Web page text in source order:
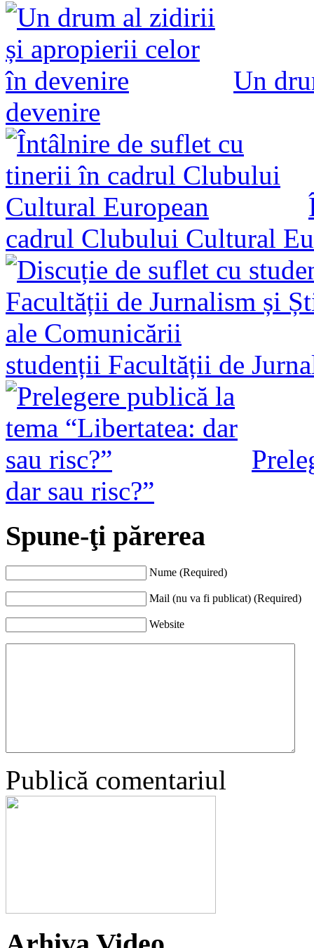
Un
devenire
cadrul Clubului Cultural
studenții Facultății de
dar sau risc?”
Spune-ţi părerea
Nume (Required)
Mail (nu va fi publicat) (Required)
Website
Publică comentariul